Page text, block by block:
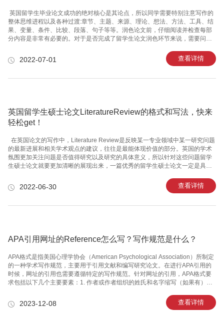
英国留学生毕业论文成功的绝对核心是其论点，所以同学需要特别注意写作的
整体思维进程以及各种过渡:章节、主题、来源、理论、想法、方法、工具、结
果、变量、条件、比较、段落、句子等等。润色论文前，仔细阅读并检查每部
分内容是非常有必要的。对于是否完成了留学生论文润色环节来说，需要问自
同学对待论文往往就是观点陈述占了极大的篇幅，条件问题都很充分，可就是
对于自己提出的问题没有做出回答。那么就需要在留学生论文润色的过程中着
的论文要求，论文所有的方面都合理的进行推进。2、整体结构是否清晰，文章
2022-07-01 查看详情
英国留学生硕士论文LiteratureReview的格式和写法，快来
轻松get！
的最新进展和相关学术观点的建议，往往是最能体现价值的部分。英国的学术
氛围更加关注问题是否值得研究以及研究的具体意义，所以针对这些问题留学
生硕士论文就要更加清晰的展现出来，一篇优秀的留学生硕士论文一定是具有
格式有所不同，这是因为研究性的论文注重研究的方法和结果，特别是阳性结
果，而文献综述要求向读者介绍与主题有关的详细资料、动态、进展、展望以
含以下四部分：即前言、主题、总结和参考文献。撰写文献综述时可按这四部
2022-06-30 查看详情
APA引用网址的Reference怎么写？写作规范是什么？
APA格式是指美国心理学协会（American Psychological Association）所制定
的一种学术写作规范，主要用于引用文献和编写研究论文。在进行APA引用的
时候，网址的引用也需要遵循特定的写作规范。针对网址的引用，APA格式要
求包括以下几个主要要素：1. 作者或作者组织的姓氏和名字缩写（如果有）；
APA格式中如何正确引用网址的参考文献：作者姓氏，作者名字缩写（如果
有）。（出版年份）。文章标题。网站名称。网址。例如：American
2023-12-08 查看详情